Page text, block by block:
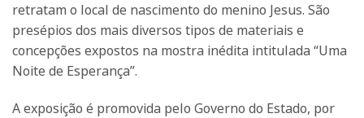
retratam o local de nascimento do menino Jesus. São
presépios dos mais diversos tipos de materiais e
concepções expostos na mostra inédita intitulada “Uma
Noite de Esperança”.
A exposição é promovida pelo Governo do Estado, por